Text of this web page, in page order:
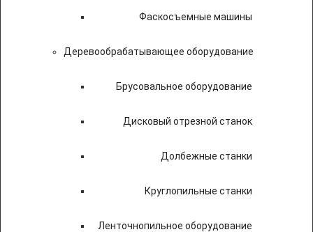
Фаскосъемные машины
Деревообрабатывающее оборудование
Брусовальное оборудование
Дисковый отрезной станок
Долбежные станки
Круглопильные станки
Ленточнопильное оборудование